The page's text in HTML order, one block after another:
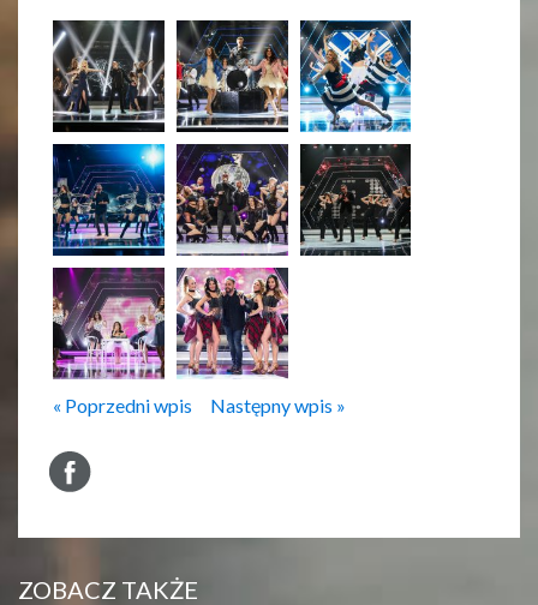
« Poprzedni wpis Następny wpis »
ZOBACZ TAKŻE